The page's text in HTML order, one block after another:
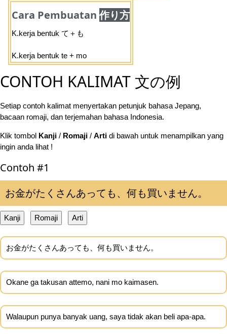
Cara Pembuatan 作り方
K.kerja bentuk て＋も
K.kerja bentuk te + mo
CONTOH KALIMAT 文の例
Setiap contoh kalimat menyertakan petunjuk bahasa Jepang,
bacaan romaji, dan terjemahan bahasa Indonesia.
Klik tombol Kanji / Romaji / Arti di bawah untuk menampilkan yang
ingin anda lihat !
Contoh #1
お金がたくさんあっても、何も買いません。
Kanji Romaji Arti
お金がたくさんあっても、何も買いません。
Okane ga takusan attemo, nani mo kaimasen.
Walaupun punya banyak uang, saya tidak akan beli apa-apa.